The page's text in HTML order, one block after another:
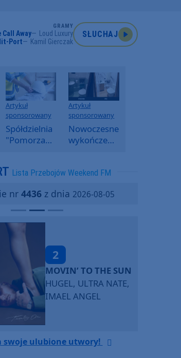
GRAMY
Call Away
Loud Luxury
Port
Kamil Gierczak
SŁUCHAJ
Artykuł
sponsorowany
Spółdzielnia
"Pomorzanka"
informuje o
i ofertach
najmu
Artykuł
sponsorowany
Nowoczesne
wykończenia
SPC, WPC i
kamienny
Lista Przebojów Weekend FM
nr 4436z dnia 2026-08-05
2
MOVIN’ TO THE SUN
HUGEL, ULTRA NATE,
IMAEL ANGEL
swoje ulubione utwory!